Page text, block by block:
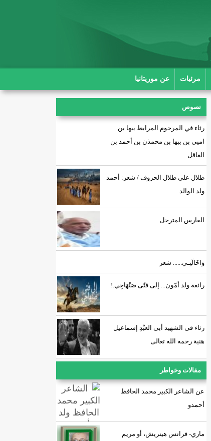
مرئيات عن موريتانيا
نصوص
رثاء في المرحوم المرابط ببها بن
اميي بن ببها بن محمذن بن أحمد بن
العاقل
ظلال على ظلال الحروف / شعر: أحمد
ولد الوالد
الفارس المترجل
وَاخَالَتِـي...... شعر
رائعة ولد أمّون... إلى فتًى صَنْهَاجِي.!
رثاء فى الشهيد أبى العبْدِ إسماعيل
هنية رحمه الله تعالى
مقالات وخواطر
عن الشاعر الكبير محمد الحافظ
أحمدو
ماري- فرانس هينريش، أو مريم